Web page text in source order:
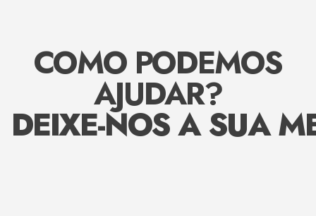
COMO PODEMOS
AJUDAR?
DEIXE-NOS A SUA